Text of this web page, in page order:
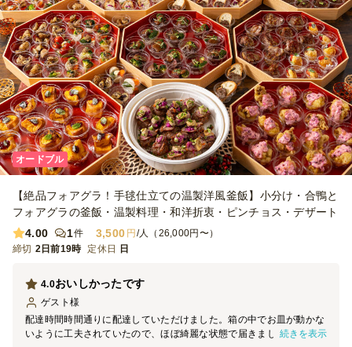
オードブル
【絶品フォアグラ！手毬仕立ての温製洋風釜飯】小分け・合鴨と
フォアグラの釜飯・温製料理・和洋折衷・ピンチョス・デザート
4.00
1件 3,500 円 /人（26,000円〜）
締切 2日前19時 定休日 日
おいしかったです
4.0
ゲスト 様
配達時間時間通りに配達していただけました。箱の中でお皿が動かな
いように工夫されていたので、ほぼ綺麗な状態で届きました。 お料
続きを表示